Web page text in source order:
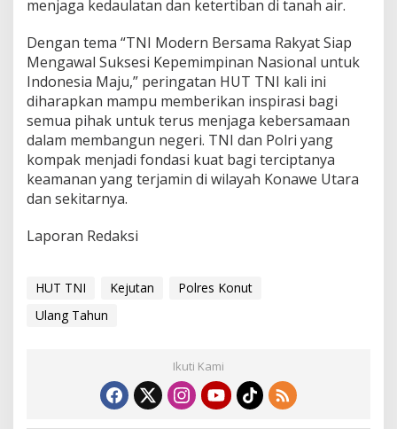
menjaga kedaulatan dan ketertiban di tanah air.
Dengan tema “TNI Modern Bersama Rakyat Siap
Mengawal Suksesi Kepemimpinan Nasional untuk
Indonesia Maju,” peringatan HUT TNI kali ini
diharapkan mampu memberikan inspirasi bagi
semua pihak untuk terus menjaga kebersamaan
dalam membangun negeri. TNI dan Polri yang
kompak menjadi fondasi kuat bagi terciptanya
keamanan yang terjamin di wilayah Konawe Utara
dan sekitarnya.
Laporan Redaksi
HUT TNI Kejutan
Polres Konut
Ulang Tahun
Ikuti Kami